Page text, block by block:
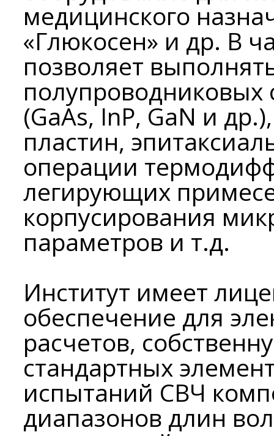
медицинского
«Глюкосен» и др. В
позволяет
полупроводниковых
(GaAs, InP, GaN и
пластин,
операции
легирующих
корпусирования
параметров и т.д.
Институт имеет
обеспечение для
расчетов,
стандартных
испытаний СВЧ
диапазонов длин